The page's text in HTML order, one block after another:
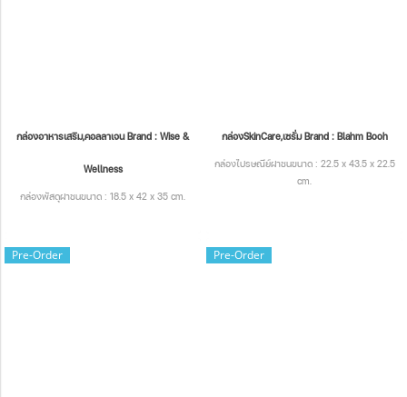
กล่องอาหารเสริม,คอลลาเจน Brand : Wise &
Wellness
กล่องพัสดุฝาชนขนาด : 18.5 x 42 x 35 cm.
กล่องSkinCare,เซรั่ม Brand : Blahm Booh
กล่องไปรษณีย์ฝาชนขนาด : 22.5 x 43.5 x 22.5
cm.
Pre-Order Pre-Order